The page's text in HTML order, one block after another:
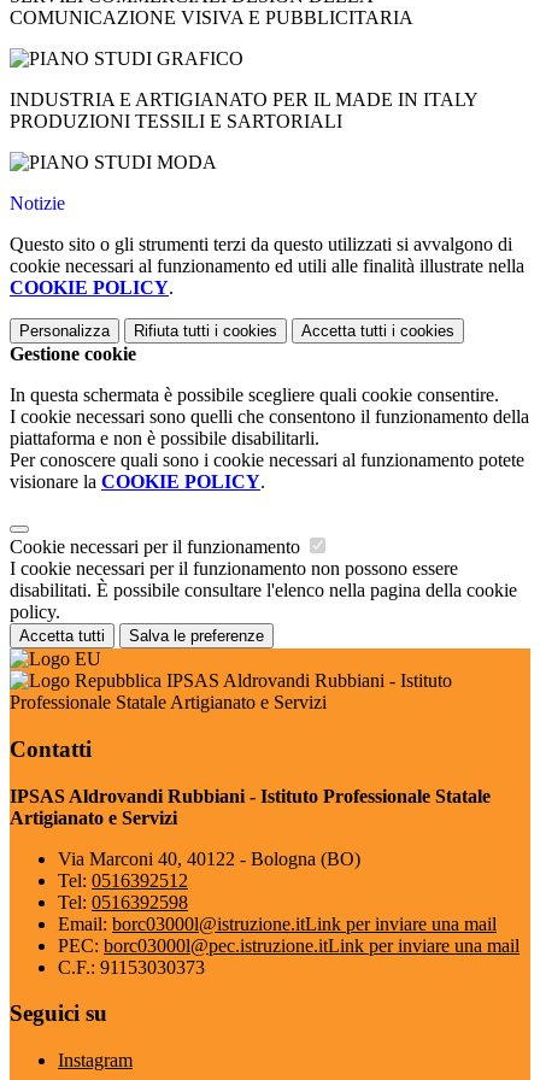
COMUNICAZIONE VISIVA E PUBBLICITARIA
INDUSTRIA E ARTIGIANATO PER IL MADE IN ITALY
PRODUZIONI TESSILI E SARTORIALI
Notizie
Questo sito o gli strumenti terzi da questo utilizzati si avvalgono di
cookie necessari al funzionamento ed utili alle finalità illustrate nella
COOKIE POLICY.
Personalizza Rifiuta tutti i cookies Accetta tutti i cookies
Gestione cookie
In questa schermata è possibile scegliere quali cookie consentire.
I cookie necessari sono quelli che consentono il funzionamento della
piattaforma e non è possibile disabilitarli.
Per conoscere quali sono i cookie necessari al funzionamento potete
visionare la COOKIE POLICY.
Cookie necessari per il funzionamento
I cookie necessari per il funzionamento non possono essere
disabilitati. È possibile consultare l'elenco nella pagina della cookie
policy.
Accetta tutti Salva le preferenze
IPSAS Aldrovandi Rubbiani - Istituto
Professionale Statale Artigianato e Servizi
Contatti
IPSAS Aldrovandi Rubbiani - Istituto Professionale Statale
Artigianato e Servizi
Via Marconi 40, 40122 - Bologna (BO)
Tel: 0516392512
Tel: 0516392598
Email: borc03000l@istruzione.itLink per inviare una mail
PEC: borc03000l@pec.istruzione.itLink per inviare una mail
C.F.: 91153030373
Seguici su
Instagram